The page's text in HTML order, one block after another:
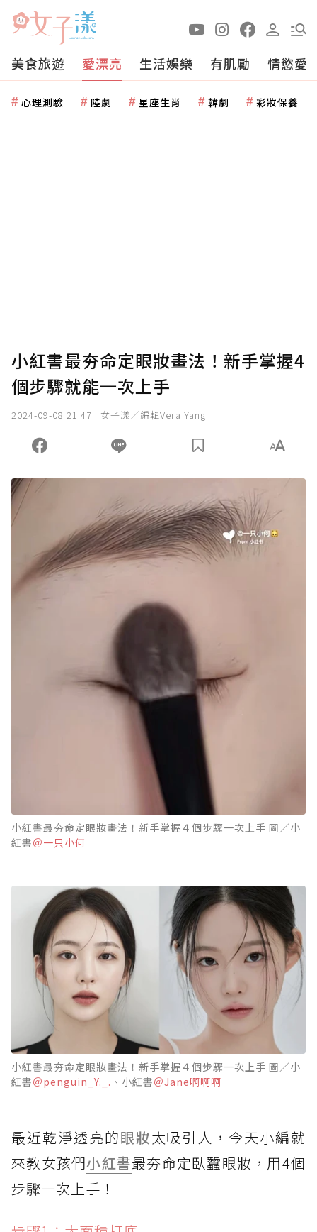
美食旅遊 愛漂亮 生活娛樂 有肌勵 情慾愛
心理測驗 陸劇 星座生肖 韓劇 彩妝保養
小紅書最夯命定眼妝畫法！新手掌握4
個步驟就能一次上手
2024-09-08 21:47 女子漾／編輯Vera Yang
小紅書最夯命定眼妝畫法！新手掌握４個步驟一次上手 圖／小
紅書＠一只小何
小紅書最夯命定眼妝畫法！新手掌握４個步驟一次上手 圖／小
紅書＠penguin_Y._. 、小紅書＠Jane啊啊啊
最近乾淨透亮的眼妝太吸引人，今天小編就
來教女孩們小紅書最夯命定臥蠶眼妝，用4個
步驟一次上手！